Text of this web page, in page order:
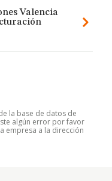
Valencia
la base de datos de
algún error por favor
empresa a la dirección